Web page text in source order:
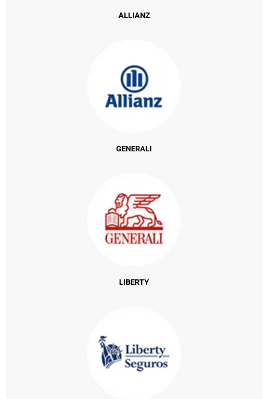
ALLIANZ
GENERALI
LIBERTY